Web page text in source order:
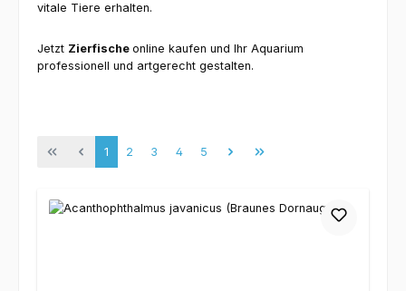
vitale Tiere erhalten.
Jetzt Zierfische online kaufen und Ihr Aquarium
professionell und artgerecht gestalten.
Seite
1 Seite
2 Seite
3 Seite
4 Seite
5